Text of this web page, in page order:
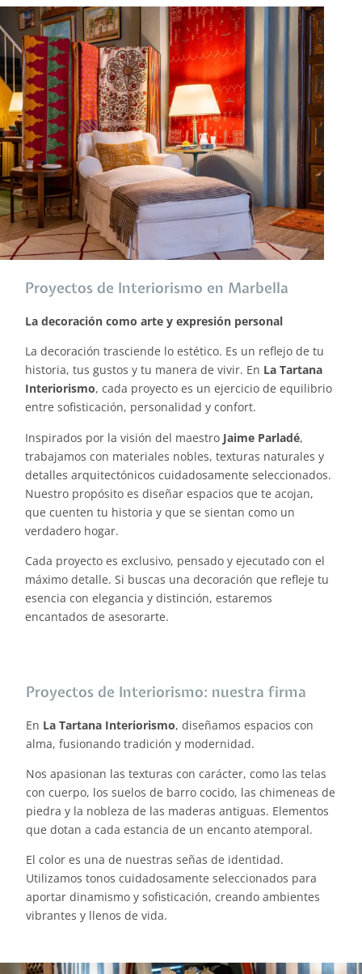
Proyectos de Interiorismo en Marbella
La decoración como arte y expresión personal
La decoración trasciende lo estético. Es un reflejo de tu
historia, tus gustos y tu manera de vivir. En La Tartana
Interiorismo, cada proyecto es un ejercicio de equilibrio
entre sofisticación, personalidad y confort.
Inspirados por la visión del maestro Jaime Parladé,
trabajamos con materiales nobles, texturas naturales y
detalles arquitectónicos cuidadosamente seleccionados.
Nuestro propósito es diseñar espacios que te acojan,
que cuenten tu historia y que se sientan como un
verdadero hogar.
Cada proyecto es exclusivo, pensado y ejecutado con el
máximo detalle. Si buscas una decoración que refleje tu
esencia con elegancia y distinción, estaremos
encantados de asesorarte.
Proyectos de Interiorismo: nuestra firma
En La Tartana Interiorismo, diseñamos espacios con
alma, fusionando tradición y modernidad.
Nos apasionan las texturas con carácter, como las telas
con cuerpo, los suelos de barro cocido, las chimeneas de
piedra y la nobleza de las maderas antiguas. Elementos
que dotan a cada estancia de un encanto atemporal.
El color es una de nuestras señas de identidad.
Utilizamos tonos cuidadosamente seleccionados para
aportar dinamismo y sofisticación, creando ambientes
vibrantes y llenos de vida.